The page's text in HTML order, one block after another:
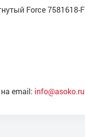
Force 7581618-F
email: info@asoko.ru